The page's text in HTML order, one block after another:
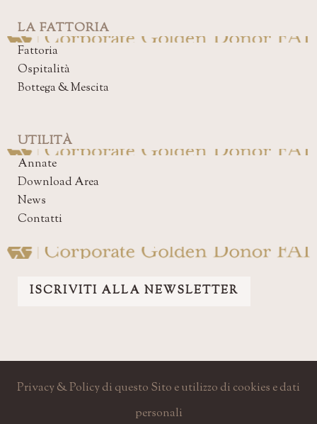
LA FATTORIA
Fattoria
Ospitalità
Bottega & Mescita
UTILITÀ
Annate
Download Area
News
Contatti
ISCRIVITI ALLA NEWSLETTER
Privacy & Policy di questo Sito e utilizzo di cookies e dati
personali